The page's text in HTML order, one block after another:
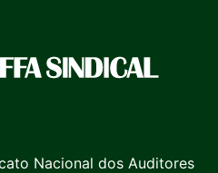
Nacional dos Auditores